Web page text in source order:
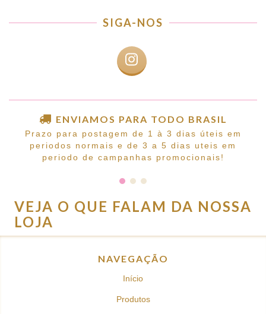
SIGA-NOS
ENVIAMOS PARA TODO BRASIL
Prazo para postagem de 1 à 3 dias úteis em
periodos normais e de 3 a 5 dias uteis em
periodo de campanhas promocionais!
VEJA O QUE FALAM DA NOSSA
LOJA
NAVEGAÇÃO
Início
Produtos